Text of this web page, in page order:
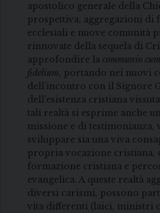
apostolico generale della
prospettiva, aggregazioni di
ecclesiali e nuove comunità
rinnovate della sequela di
approfondire la communio
fidelium, portando nei nuovi
dell’incontro con il Signore
dell’esistenza cristiana
tali realtà si esprime anche
missione e di testimonianza,
sviluppare sia una viva
propria vocazione cristiana,
formazione cristiana e
evangelica. A queste realtà
diversi carismi, possono
vita differenti (laici, ministri